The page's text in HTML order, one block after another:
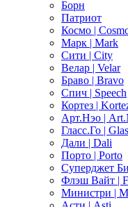
Борн
Патриот
Космо |
Марк | Mark
Сити | City
Велар | Velar
Браво | Bravo
Спич | Speech
Кортез |
Арт.Нэо |
Гласс.Го |
Дали | Dali
Порто | Porto
Суперджет
Флэш Вайт |
Министри |